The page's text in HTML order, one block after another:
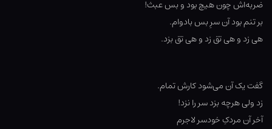
ضربه‌اش چون هیچ بود و بس عبث!
بر تنم بود آن سرِ بس بادوام.
هی زد و هی تق زد و هی تق بزد.
گفت یک آن می‌شود کارش تمام.
زد ولی هرچه بزد سر را نزد!
آخر آن مردکِ خودسر لاجرم